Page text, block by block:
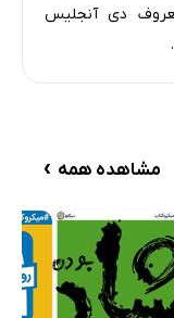
دی آنجلیس
مشاهده همه ›